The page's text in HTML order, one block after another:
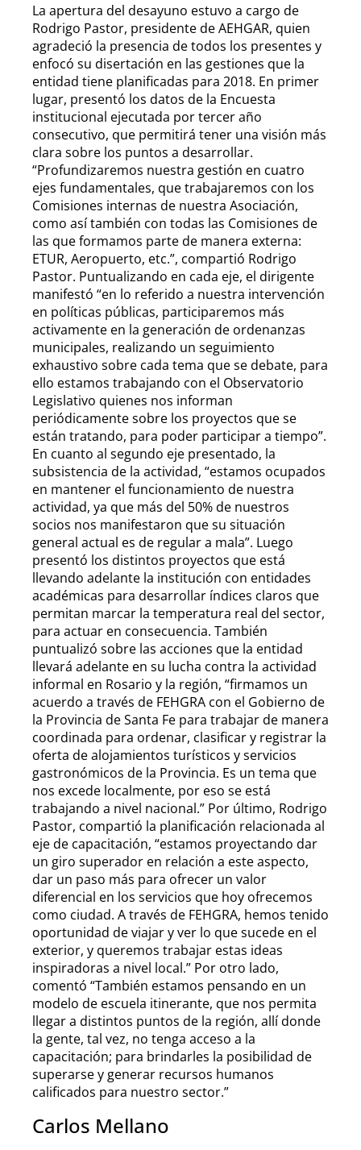
La apertura del desayuno estuvo a cargo de
Rodrigo Pastor, presidente de AEHGAR, quien
agradeció la presencia de todos los presentes y
enfocó su disertación en las gestiones que la
entidad tiene planificadas para 2018. En primer
lugar, presentó los datos de la Encuesta
institucional ejecutada por tercer año
consecutivo, que permitirá tener una visión más
clara sobre los puntos a desarrollar.
“Profundizaremos nuestra gestión en cuatro
ejes fundamentales, que trabajaremos con los
Comisiones internas de nuestra Asociación,
como así también con todas las Comisiones de
las que formamos parte de manera externa:
ETUR, Aeropuerto, etc.”, compartió Rodrigo
Pastor. Puntualizando en cada eje, el dirigente
manifestó “en lo referido a nuestra intervención
en políticas públicas, participaremos más
activamente en la generación de ordenanzas
municipales, realizando un seguimiento
exhaustivo sobre cada tema que se debate, para
ello estamos trabajando con el Observatorio
Legislativo quienes nos informan
periódicamente sobre los proyectos que se
están tratando, para poder participar a tiempo”.
En cuanto al segundo eje presentado, la
subsistencia de la actividad, “estamos ocupados
en mantener el funcionamiento de nuestra
actividad, ya que más del 50% de nuestros
socios nos manifestaron que su situación
general actual es de regular a mala”. Luego
presentó los distintos proyectos que está
llevando adelante la institución con entidades
académicas para desarrollar índices claros que
permitan marcar la temperatura real del sector,
para actuar en consecuencia. También
puntualizó sobre las acciones que la entidad
llevará adelante en su lucha contra la actividad
informal en Rosario y la región, “firmamos un
acuerdo a través de FEHGRA con el Gobierno de
la Provincia de Santa Fe para trabajar de manera
coordinada para ordenar, clasificar y registrar la
oferta de alojamientos turísticos y servicios
gastronómicos de la Provincia. Es un tema que
nos excede localmente, por eso se está
trabajando a nivel nacional.” Por último, Rodrigo
Pastor, compartió la planificación relacionada al
eje de capacitación, “estamos proyectando dar
un giro superador en relación a este aspecto,
dar un paso más para ofrecer un valor
diferencial en los servicios que hoy ofrecemos
como ciudad. A través de FEHGRA, hemos tenido
oportunidad de viajar y ver lo que sucede en el
exterior, y queremos trabajar estas ideas
inspiradoras a nivel local.” Por otro lado,
comentó “También estamos pensando en un
modelo de escuela itinerante, que nos permita
llegar a distintos puntos de la región, allí donde
la gente, tal vez, no tenga acceso a la
capacitación; para brindarles la posibilidad de
superarse y generar recursos humanos
calificados para nuestro sector.”
Carlos Mellano